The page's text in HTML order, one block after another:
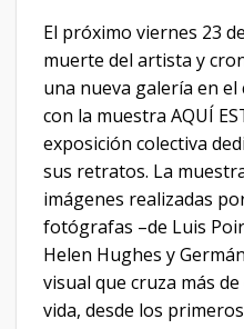
El próximo viernes 23
muerte del artista y
una nueva galería en
con la muestra AQUÍ
exposición colectiva
sus retratos. La
imágenes realizadas
fotógrafas –de Luis
Helen Hughes y
visual que cruza más
vida, desde los